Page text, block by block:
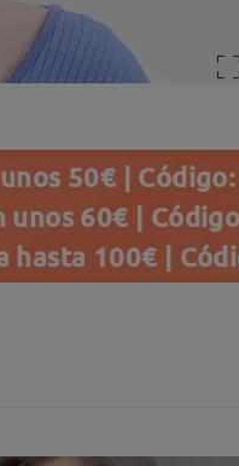
50€ | Código:
unos 60€ |
hasta 100€ |